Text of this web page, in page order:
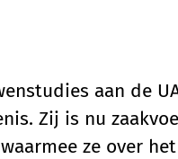
aan de
Zij is nu
ze over